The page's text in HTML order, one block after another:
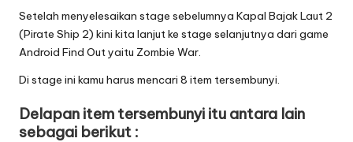
Setelah menyelesaikan stage sebelumnya Kapal Bajak Laut 2
(Pirate Ship 2) kini kita lanjut ke stage selanjutnya dari game
Android Find Out yaitu Zombie War.
Di stage ini kamu harus mencari 8 item tersembunyi.
Delapan item tersembunyi itu antara lain
sebagai berikut :